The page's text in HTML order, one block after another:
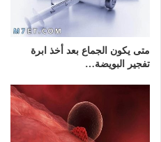
متى يكون الجماع بعد أخذ ابرة
تفجير البويضة…